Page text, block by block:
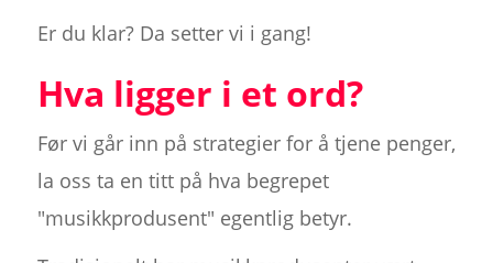
Er du klar? Da setter vi i gang!
Hva ligger i et ord?
Før vi går inn på strategier for å tjene penger,
la oss ta en titt på hva begrepet
"musikkprodusent" egentlig betyr.